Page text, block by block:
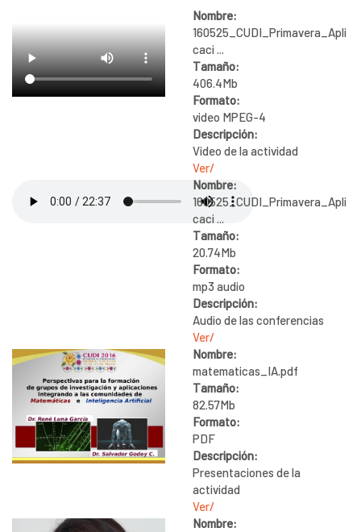
Nombre:
160525_CUDI_Primavera_Apli
caci ...
Tamaño:
406.4Mb
Formato:
video MPEG-4
Descripción:
Video de la actividad
Ver/
Nombre:
160525_CUDI_Primavera_Apli
caci ...
Tamaño:
20.74Mb
Formato:
mp3 audio
Descripción:
Audio de las conferencias
Ver/
Nombre:
matematicas_IA.pdf
Tamaño:
82.57Mb
Formato:
PDF
Descripción:
Presentaciones de la
actividad
Ver/
Nombre: